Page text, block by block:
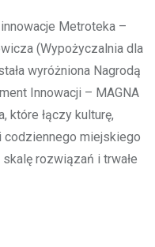
Metroteka –
(Wypożyczalnia dla
wyróżniona Nagrodą
Innowacji – MAGNA
które łączy kulturę,
miejskiego
rozwiązań i trwałe